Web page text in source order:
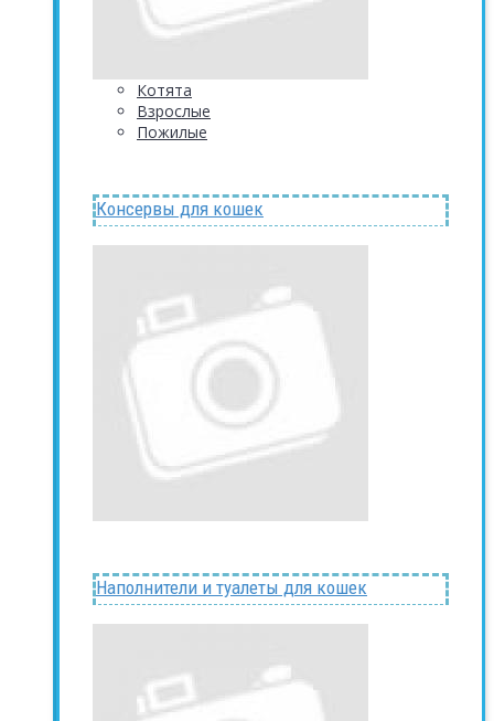
Котята
Взрослые
Пожилые
Консервы для кошек
Наполнители и туалеты для кошек